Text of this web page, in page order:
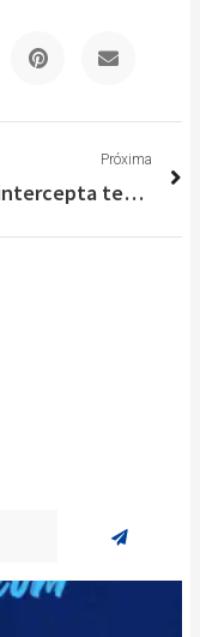
Próxima
Tático intercepta tentativa de homicídio no Morro Alto, em Vespasiano